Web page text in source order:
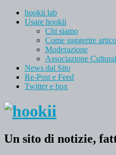
hookii lab
Usare hookii
Chi siamo
Come suggerire
Moderazione
Associazione
News dal Sito
Re-Post e Feed
Twitter e box
Un sito di notizie,